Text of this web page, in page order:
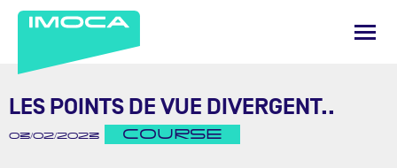
LES POINTS DE VUE DIVERGENT..
03/02/2023 COURSE